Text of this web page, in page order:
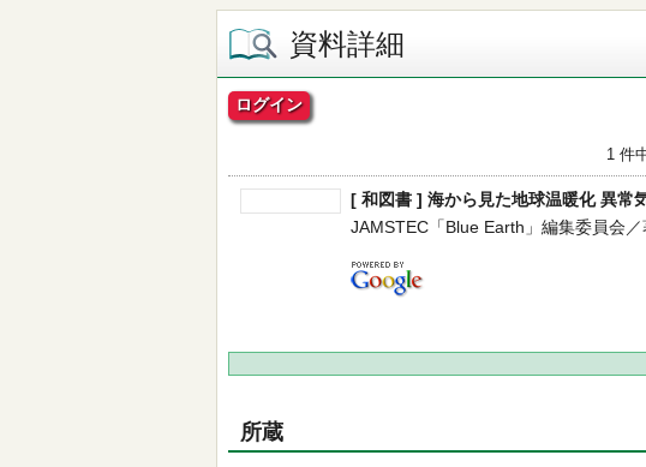
資料詳細
ログイン
1 件
[ 和図書 ] 海から見た地球温暖化 異常
JAMSTEC「Blue Earth」編集委員会
所蔵